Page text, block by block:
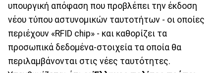
υπουργική απόφαση που προβλέπει την έκδοση
νέου τύπου αστυνομικών ταυτοτήτων - οι οποίες
περιέχουν «RFID chip» - και καθορίζει τα
προσωπικά δεδομένα-στοιχεία τα οποία θα
περιλαμβάνονται στις νέες ταυτότητες.